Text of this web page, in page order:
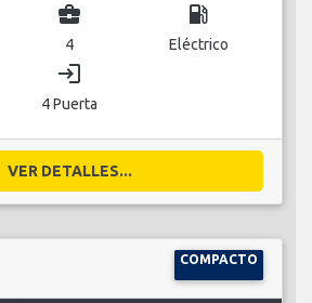
business_center
4
local_gas_station
Eléctrico
login
4 Puerta
VER DETALLES...
COMPACTO